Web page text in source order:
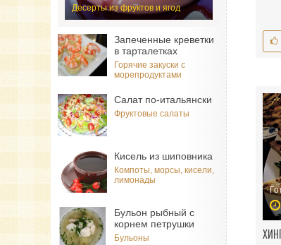
Десерты из фруктов и ягод
Запеченные креветки
в тарталетках
Горячие закуски с
морепродуктами
Салат по-итальянски
Фруктовые салаты
Кисель из шиповника
Компоты, морсы, кисели,
лимонады
Бульон рыбный с
корнем петрушки
Бульоны